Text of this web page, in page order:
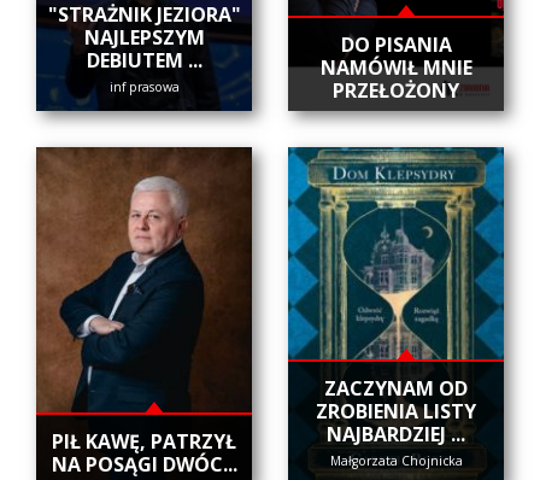
"STRAŻNIK JEZIORA"
NAJLEPSZYM
DEBIUTEM ...
inf prasowa
DO PISANIA
NAMÓWIŁ MNIE
PRZEŁOŻONY
​PIŁ KAWĘ, PATRZYŁ
NA POSĄGI DWÓC...
ZACZYNAM OD
ZROBIENIA LISTY
NAJBARDZIEJ ...
Małgorzata Chojnicka